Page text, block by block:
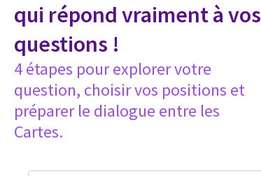
qui répond vraiment à vos
questions !
4 étapes pour explorer votre
question, choisir vos positions et
préparer le dialogue entre les
Cartes.​